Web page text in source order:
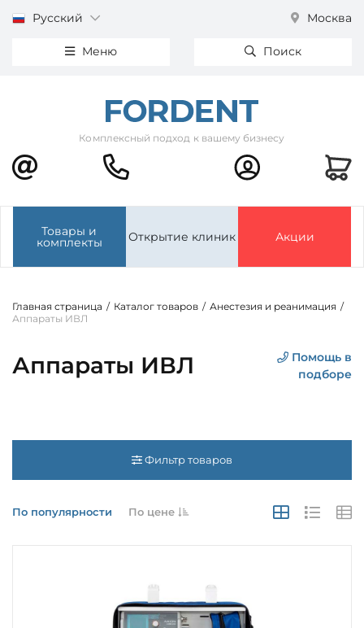
Русский Москва
Меню Поиск
Комплексный подход к вашему бизнесу
Товары и
комплекты Открытие клиник Акции
Главная страница / Каталог товаров / Анестезия и реанимация /
Аппараты ИВЛ
Аппараты ИВЛ
Помощь в
подборе
Фильтр товаров
По популярности По цене